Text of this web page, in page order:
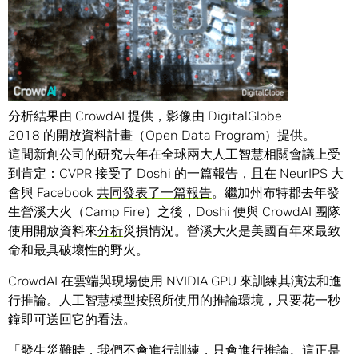
分析結果由 CrowdAI 提供，影像由 DigitalGlobe
2018 的開放資料計畫（Open Data Program）提供。
這間新創公司的研究去年在全球兩大人工智慧相關會議上受
到肯定：CVPR 接受了 Doshi 的一篇報告 ，且在 NeurIPS 大
會與 Facebook 共同發表了一篇報告。繼加州布特郡去年發
生營溪大火（Camp Fire）之後，Doshi 便與 CrowdAI 團隊
使用開放資料來分析災損情況。營溪大火是美國百年來最致
命和最具破壞性的野火。
CrowdAI 在雲端與現場使用 NVIDIA GPU 來訓練其演法和進
行推論。人工智慧模型按照所使用的推論環境，只要花一秒
鐘即可送回它的看法。
「發生災難時，我們不會進行訓練，只會進行推論。這正是